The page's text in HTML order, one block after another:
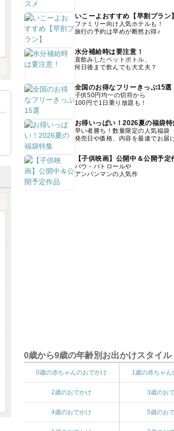
いこーよおすすめ【早割プラン】
ファミリー向け人気ホテルも！
旅行の予約は早めが断然お得♪
水分補給時は要注意！
直飲みしたペットボトル、
何日後まで飲んでも大丈夫？
全国のお得なフリーきっぷ15選
子供50円均一の切符から
100円で1日乗り放題も！
お得いっぱい！2026夏の福袋特
早い者勝ち！数量限定の人気福袋
発売日や価格、内容を最速でお届
【子供映画】公開中＆公開予定
パウ・パトロールや
アンパンマンの人気作
0歳から9歳の年齢別お出かけスタイル
0歳の赤ちゃんのおでかけ 1歳の赤ちゃん
2歳のおでかけ 3歳のお
4歳のおでかけ 5歳のお